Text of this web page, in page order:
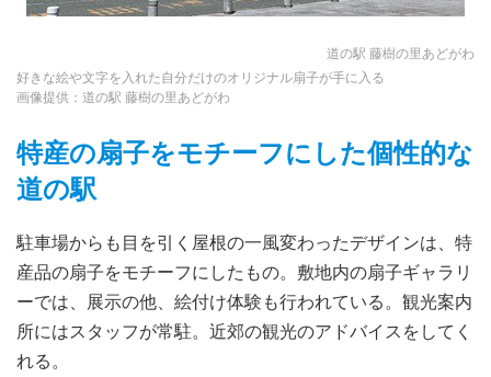
道の駅 藤樹の里あどがわ
好きな絵や文字を入れた自分だけのオリジナル扇子が手に入る
画像提供：道の駅 藤樹の里あどがわ
特産の扇子をモチーフにした個性的な
道の駅
駐車場からも目を引く屋根の一風変わったデザインは、特
産品の扇子をモチーフにしたもの。敷地内の扇子ギャラリ
ーでは、展示の他、絵付け体験も行われている。観光案内
所にはスタッフが常駐。近郊の観光のアドバイスをしてく
れる。